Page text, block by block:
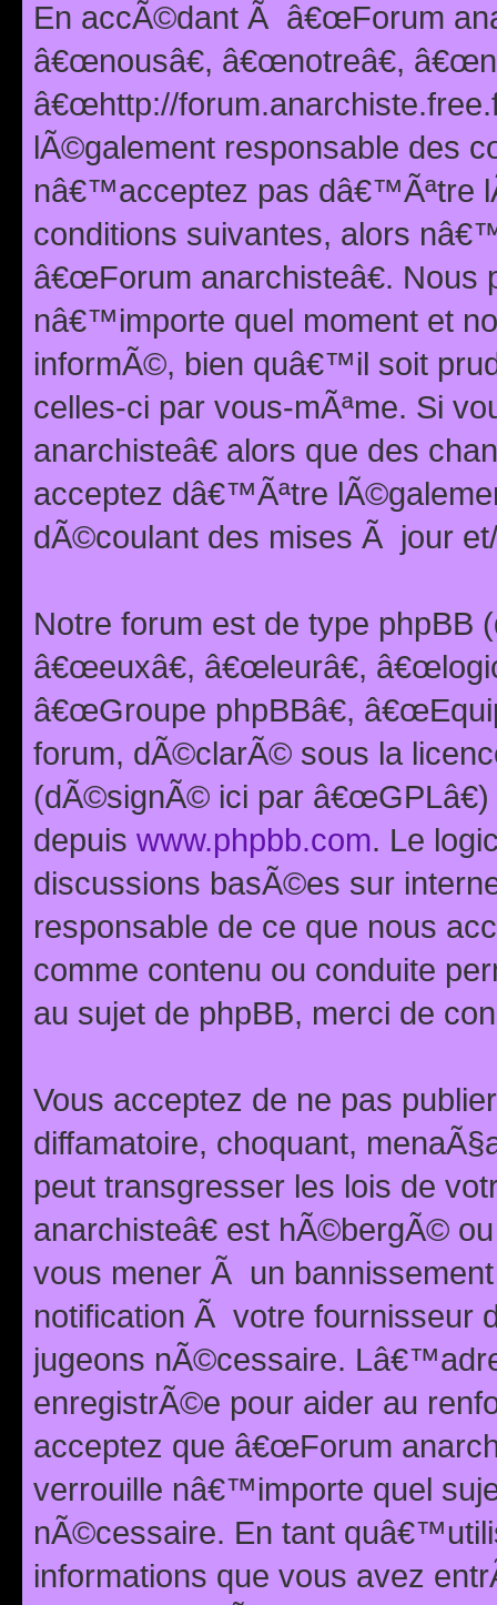
En accÃ©dant Ã â€œForum
â€œnousâ€, â€œnotreâ€,
â€œhttp://
lÃ©galement responsable des
nâ€™acceptez pas dâ€™Ãªtre
conditions suivantes, alors
â€œForum anarchisteâ€.
nâ€™importe quel moment et
informÃ©, bien quâ€™il soit
celles-ci par vous-mÃªme. Si
anarchisteâ€ alors que des
acceptez dâ€™Ãªtre
dÃ©coulant des mises Ã jour
Notre forum est de type phpBB
â€œeuxâ€, â€œleurâ€,
â€œGroupe phpBBâ€,
forum, dÃ©clarÃ© sous la
(dÃ©signÃ© ici par
depuis www.phpbb.com. Le
discussions basÃ©es sur
responsable de ce que nous
comme contenu ou conduite
au sujet de phpBB, merci de
Vous acceptez de ne pas
diffamatoire, choquant,
peut transgresser les lois de
anarchisteâ€ est hÃ©bergÃ©
vous mener Ã un
notification Ã votre fournisseur
jugeons nÃ©cessaire.
enregistrÃ©e pour aider au
acceptez que â€œForum
verrouille nâ€™importe quel
nÃ©cessaire. En tant
informations que vous avez